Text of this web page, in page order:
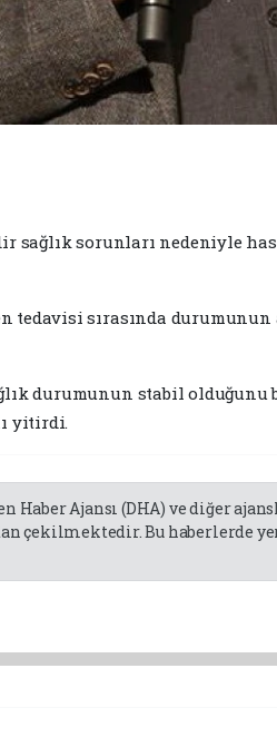
sağlık sorunları nedeniyle
tedavisi sırasında
durumunun stabil
yitirdi.
Haber Ajansı (DHA) ve diğer
çekilmektedir. Bu haberlerde